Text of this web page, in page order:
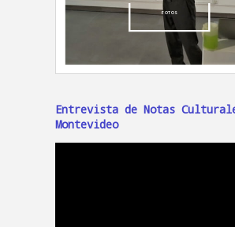
Entrevista de Notas
Montevideo